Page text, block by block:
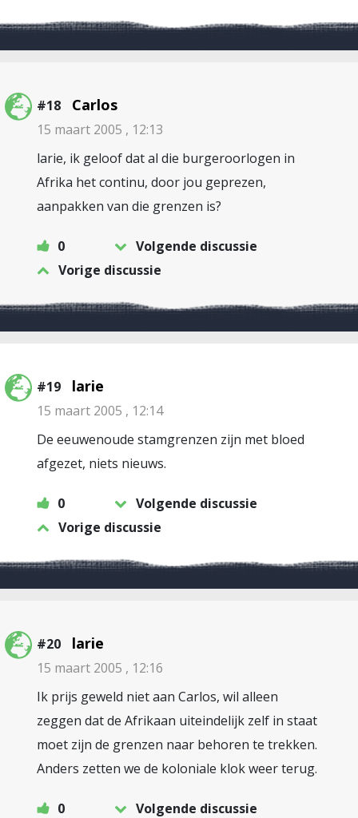
#18 Carlos
15 maart 2005 , 12:13
larie, ik geloof dat al die burgeroorlogen in
Afrika het continu, door jou geprezen,
aanpakken van die grenzen is?
0
Volgende discussie
Vorige discussie
#19 larie
15 maart 2005 , 12:14
De eeuwenoude stamgrenzen zijn met bloed
afgezet, niets nieuws.
0
Volgende discussie
Vorige discussie
#20 larie
15 maart 2005 , 12:16
Ik prijs geweld niet aan Carlos, wil alleen
zeggen dat de Afrikaan uiteindelijk zelf in staat
moet zijn de grenzen naar behoren te trekken.
Anders zetten we de koloniale klok weer terug.
0
Volgende discussie